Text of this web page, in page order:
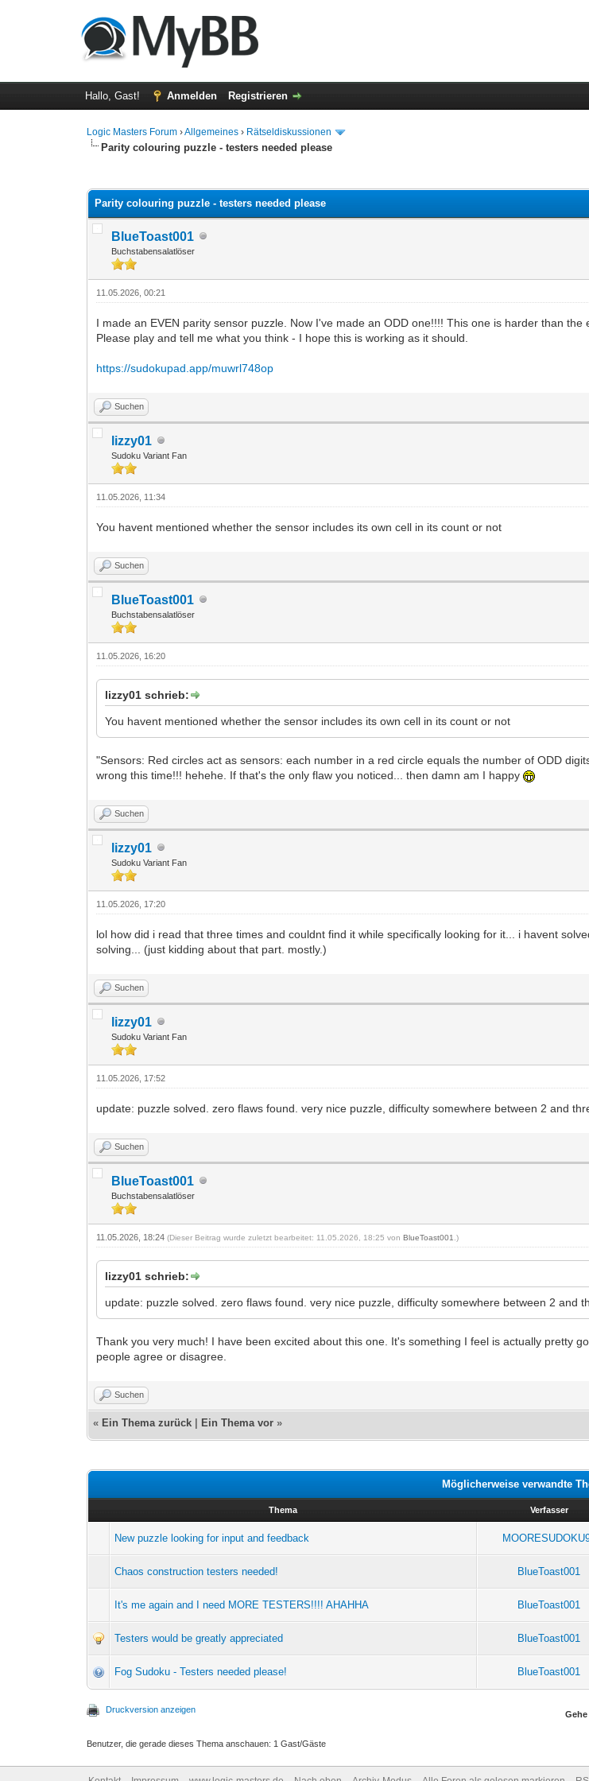
Hallo, Gast! Anmelden Registrieren
Logic Masters Forum ›Allgemeines › Rätseldiskussionen
Parity colouring puzzle - testers needed please
Parity colouring puzzle - testers needed please
BlueToast001
Buchstabensalatlöser
11.05.2026, 00:21
I made an EVEN parity sensor puzzle. Now I've made an ODD one!!!! This one is harder than
Please play and tell me what you think - I hope this is working as it should.
https://sudokupad.app/muwrl748op
Suchen
lizzy01
Sudoku Variant Fan
11.05.2026, 11:34
You havent mentioned whether the sensor includes its own cell in its count or not
Suchen
BlueToast001
Buchstabensalatlöser
11.05.2026, 16:20
lizzy01 schrieb:
You havent mentioned whether the sensor includes its own cell in its count or not
"Sensors: Red circles act as sensors: each number in a red circle equals the number of ODD
wrong this time!!! hehehe. If that's the only flaw you noticed... then damn am I happy
Suchen
lizzy01
Sudoku Variant Fan
11.05.2026, 17:20
lol how did i read that three times and couldnt find it while specifically looking for it... i havent
solving... (just kidding about that part. mostly.)
Suchen
lizzy01
Sudoku Variant Fan
11.05.2026, 17:52
update: puzzle solved. zero flaws found. very nice puzzle, difficulty somewhere between 2 and
Suchen
BlueToast001
Buchstabensalatlöser
11.05.2026, 18:24(Dieser Beitrag wurde zuletzt bearbeitet: 11.05.2026, 18:25 vonBlueToast001 .)
lizzy01 schrieb:
update: puzzle solved. zero flaws found. very nice puzzle, difficulty somewhere between 2 and
Thank you very much! I have been excited about this one. It's something I feel is actually pretty
people agree or disagree.
Suchen
« Ein Thema zurück Ein Thema vor »
Möglicherweise verwandte
Thema Verfasser
New puzzle looking for input and feedback
Chaos construction testers needed! BlueToast001
It's me again and I need MORE TESTERS!!!! AHAHHA BlueToast001
Testers would be greatly appreciated BlueToast001
Fog Sudoku - Testers needed please! BlueToast001
Druckversion anzeigen
Benutzer, die gerade dieses Thema anschauen: 1 Gast/Gäste